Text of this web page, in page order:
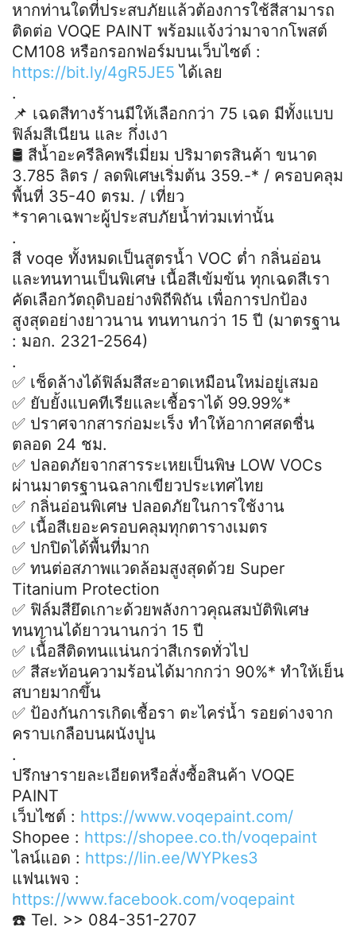
หากท่านใดที่ประสบภัยแล้วต้องการใช้สีสามารถ
ติดต่อ VOQE PAINT พร้อมแจ้งว่ามาจากโพสต์
CM108 หรือกรอกฟอร์มบนเว็บไซต์ :
https://bit.ly/4gR5JE5 ได้เลย
.
📌 เฉดสีทางร้านมีให้เลือกกว่า 75 เฉด มีทั้งแบบ
ฟิล์มสีเนียน และ กึ่งเงา
🛢 สีน้ำอะครีลิคพรีเมี่ยม ปริมาตรสินค้า ขนาด
3.785 ลิตร / ลดพิเศษเริ่มต้น 359.-* / ครอบคลุม
พื้นที่ 35-40 ตรม. / เที่ยว
*ราคาเฉพาะผู้ประสบภัยน้ำท่วมเท่านั้น
.
สี voqe ทั้งหมดเป็นสูตรน้ำ VOC ต่ำ กลิ่นอ่อน
และทนทานเป็นพิเศษ เนื้อสีเข้มข้น ทุกเฉดสีเรา
คัดเลือกวัตถุดิบอย่างพิถีพิถัน เพื่อการปกป้อง
สูงสุดอย่างยาวนาน ทนทานกว่า 15 ปี (มาตรฐาน
: มอก. 2321-2564)
.
✅ เช็ดล้างได้ฟิล์มสีสะอาดเหมือนใหม่อยู่เสมอ
✅ ยับยั้งแบคทีเรียและเชื้อราได้ 99.99%*
✅ ปราศจากสารก่อมะเร็ง ทำให้อากาศสดชื่น
ตลอด 24 ชม.
✅ ปลอดภัยจากสารระเหยเป็นพิษ LOW VOCs
ผ่านมาตรฐานฉลากเขียวประเทศไทย
✅ กลิ่นอ่อนพิเศษ ปลอดภัยในการใช้งาน
✅ เนื้อสีเยอะครอบคลุมทุกตารางเมตร
✅ ปกปิดได้พื้นที่มาก
✅ ทนต่อสภาพแวดล้อมสูงสุดด้วย Super
Titanium Protection
✅ ฟิล์มสียึดเกาะด้วยพลังกาวคุณสมบัติพิเศษ
ทนทานได้ยาวนานกว่า 15 ปี
✅ เนื้้อสีติดทนแน่นกว่าสีเกรดทั่วไป
✅ สีสะท้อนความร้อนได้มากกว่า 90%* ทำให้เย็น
สบายมากขึ้น
✅ ป้องกันการเกิดเชื้อรา ตะไคร่น้ำ รอยด่างจาก
คราบเกลือบนผนังปูน
.
ปรึกษารายละเอียดหรือสั่งซื้อสินค้า VOQE
PAINT
เว็บไซต์ : https://www.voqepaint.com/
Shopee : https://shopee.co.th/voqepaint
ไลน์แอด : https://lin.ee/WYPkes3
แฟนเพจ :
https://www.facebook.com/voqepaint
☎️ Tel. >> 084-351-2707